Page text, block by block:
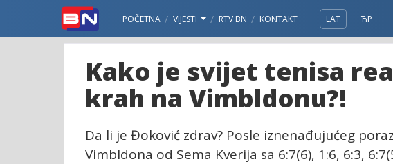
POČETNA VIJESTI RTV BN KONTAKT LAT ЋР
Kako je svijet tenisa
krah na Vimbldonu?!
Da li je Đoković zdrav? Posle iznenađujućeg
Vimbldona od Sema Kverija sa 6:7(6), 1:6, 6:3,